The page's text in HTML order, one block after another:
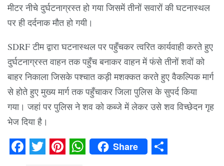
मीटर नीचे दुर्घटनाग्रस्त हो गया जिसमें तीनों सवारों की घटनास्थल
पर ही दर्दनाक मौत हो गयी।
SDRF टीम द्वारा घटनास्थल पर पहुँचकर त्वरित कार्यवाही करते हुए
दुर्घटनाग्रस्त वाहन तक पहुँच बनाकर वाहन में फंसे तीनों शवों को
बाहर निकाला जिसके पश्चात कड़ी मशक्कत करते हुए वैकल्पिक मार्ग
से होते हुए मुख्य मार्ग तक पहुँचाकर जिला पुलिस के सुपर्द किया
गया। जहां पर पुलिस ने शव को कब्जे में लेकर उसे शव विच्छेदन गृह
भेज दिया है।
Share